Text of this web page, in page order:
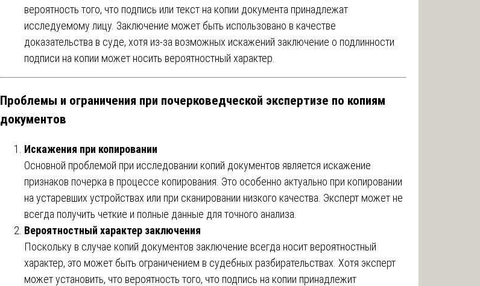
вероятность того, что подпись или текст на копии документа принадлежат
исследуемому лицу. Заключение может быть использовано в качестве
доказательства в суде, хотя из-за возможных искажений заключение о подлинности
подписи на копии может носить вероятностный характер.
Проблемы и ограничения при почерковедческой экспертизе по копиям
документов
Искажения при копировании
Основной проблемой при исследовании копий документов является искажение
признаков почерка в процессе копирования. Это особенно актуально при копировании
на устаревших устройствах или при сканировании низкого качества. Эксперт может не
всегда получить четкие и полные данные для точного анализа.
Вероятностный характер заключения
Поскольку в случае копий документов заключение всегда носит вероятностный
характер, это может быть ограничением в судебных разбирательствах. Хотя эксперт
может установить, что вероятность того, что подпись на копии принадлежит